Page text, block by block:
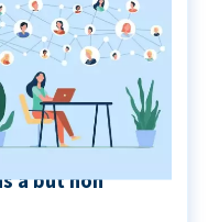
101 | Le guide
à but non